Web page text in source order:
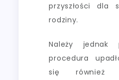
przyszłości dla
rodziny.
Należy jednak
procedura
się również